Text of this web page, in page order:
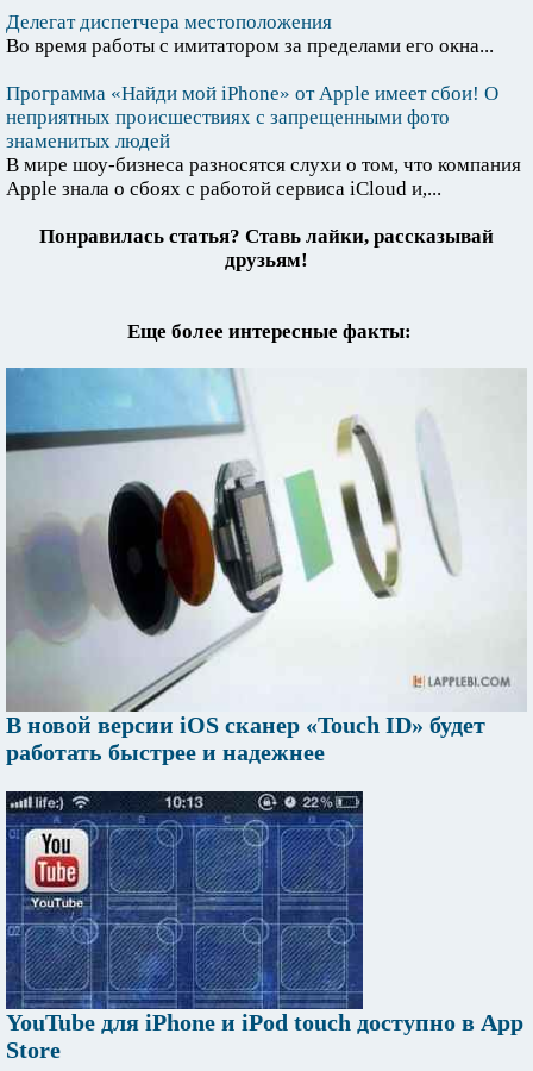
Делегат диспетчера местоположения
Во время работы с имитатором за пределами его окна...
Программа «Найди мой iPhone» от Apple имеет сбои! О
неприятных происшествиях с запрещенными фото
знаменитых людей
В мире шоу-бизнеса разносятся слухи о том, что компания
Apple знала о сбоях с работой сервиса iCloud и,...
Понравилась статья? Ставь лайки, рассказывай
друзьям!
Еще более интересные факты:
В новой версии iOS сканер «Touch ID» будет
работать быстрее и надежнее
YouTube для iPhone и iPod touch доступно в App
Store